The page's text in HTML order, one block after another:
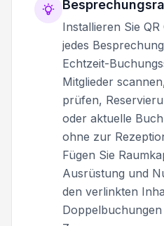
Installieren Sie
jedes
Echtzeit-
Mitglieder
prüfen,
oder aktuelle
ohne zur
Fügen Sie
Ausrüstung und
den verlinkten